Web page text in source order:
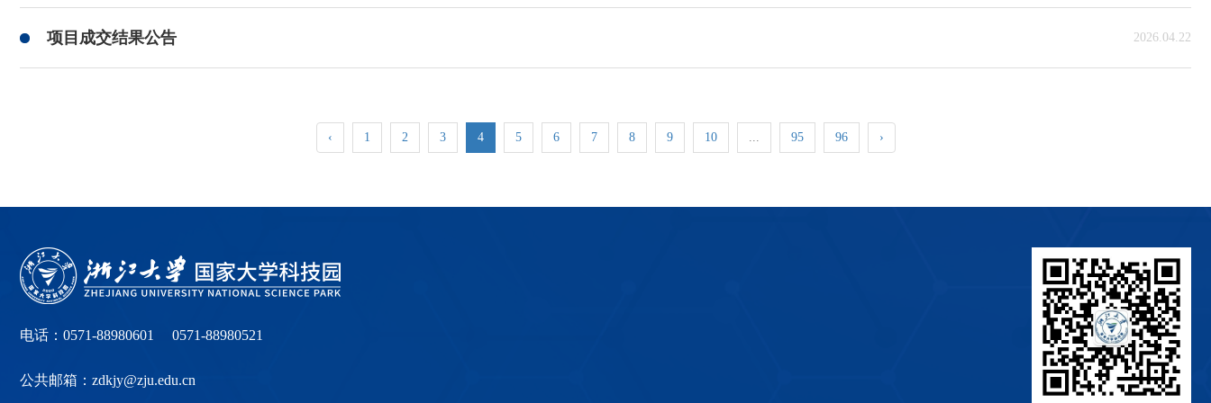
项目成交结果公告 2026.04.22
‹ 1 2 3 4 5 6 7 8 9 10 ... 95 96 ›
电话：0571-88980601 0571-88980521
公共邮箱：zdkjy@zju.edu.cn